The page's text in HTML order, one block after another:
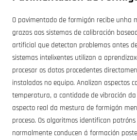
O pavimentado de formigón recibe unha
grazas aos sistemas de calibración
artificial que detectan problemas antes
sistemas intelixentes utilizan a
procesar os datos procedentes
instalados no equipo. Analizan aspectos
temperatura, a cantidade de vibración
aspecto real da mestura de formigón
proceso. Os algoritmos identifican
normalmente conducen á formación